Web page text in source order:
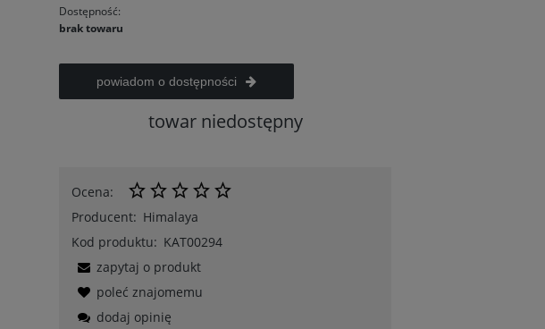
Dostępność:
brak towaru
powiadom o dostępności
towar niedostępny
Ocena:
Producent: Himalaya
Kod produktu: KAT00294
zapytaj o produkt
poleć znajomemu
dodaj opinię